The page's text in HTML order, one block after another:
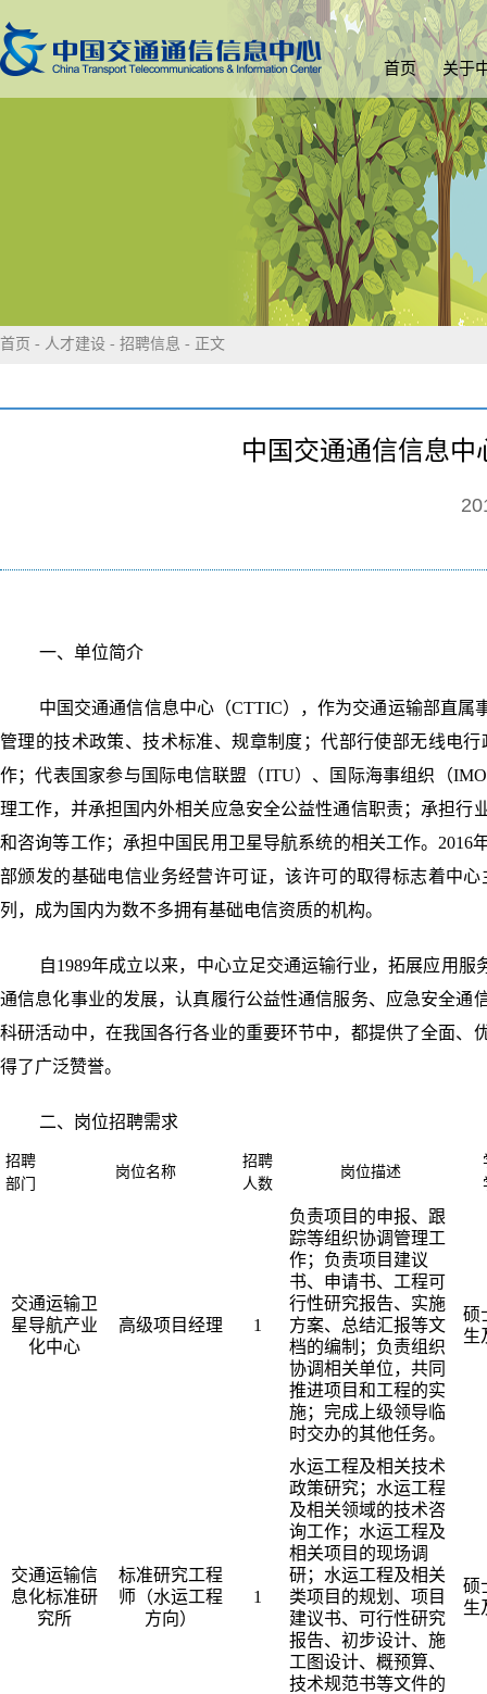
首页 关于
首页 - 人才建设 - 招聘信息 - 正文
中国交通通信信息
一、单位简介
中国交通通信信息中心（CTTIC），作为交通运输部直
管理的技术政策、技术标准、规章制度；代部行使部无线电
作；代表国家参与国际电信联盟（ITU）、国际海事组织（
理工作，并承担国内外相关应急安全公益性通信职责；承担
和咨询等工作；承担中国民用卫星导航系统的相关工作。
部颁发的基础电信业务经营许可证，该许可的取得标志着中
列，成为国内为数不多拥有基础电信资质的机构。
自1989年成立以来，中心立足交通运输行业，拓展应用
通信息化事业的发展，认真履行公益性通信服务、应急安全
科研活动中，在我国各行各业的重要环节中，都提供了全面
得了广泛赞誉。
二、岗位招聘需求
招聘
部门
岗位名称
招聘
人数
岗位描述
交通运输卫
星导航产业
化中心
高级项目经理 1
负责项目的申报、跟
踪等组织协调管理工
作；负责项目建议
书、申请书、工程可
行性研究报告、实施
方案、总结汇报等文
档的编制；负责组织
协调相关单位，共同
推进项目和工程的实
施；完成上级领导临
时交办的其他任务。
硕
生
交通运输信
息化标准研
究所
标准研究工程
师（水运工程
方向）
1
水运工程及相关技术
政策研究；水运工程
及相关领域的技术咨
询工作；水运工程及
相关项目的现场调
研；水运工程及相关
类项目的规划、项目
建议书、可行性研究
报告、初步设计、施
工图设计、概预算、
技术规范书等文件的
硕
生